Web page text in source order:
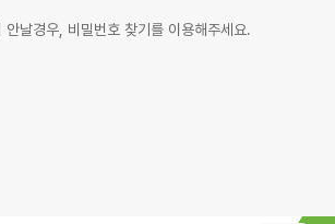
안날경우, 비밀번호 찾기를 이용해주세요.